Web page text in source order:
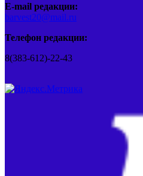
E-mail редакции:
barvest20@mail.ru
Телефон редакции:
8(383-612)-22-43